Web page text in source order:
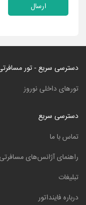
ارسال
دسترسی سریع - تور
تورهای داخلی نوروز
دسترسی سریع
تماس با ما
راهنمای آژانس‌های مسافرتی
تبلیغات
درباره فاینداتور